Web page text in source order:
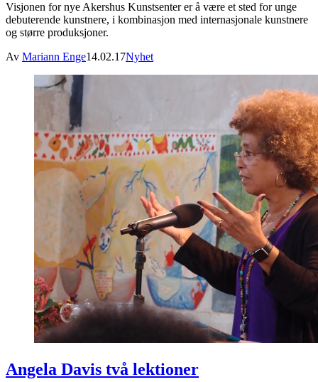
Visjonen for nye Akershus Kunstsenter er å være et sted for unge
debuterende kunstnere, i kombinasjon med internasjonale kunstnere
og større produksjoner.
Av Mariann Enge14.02.17Nyhet
Angela Davis två lektioner